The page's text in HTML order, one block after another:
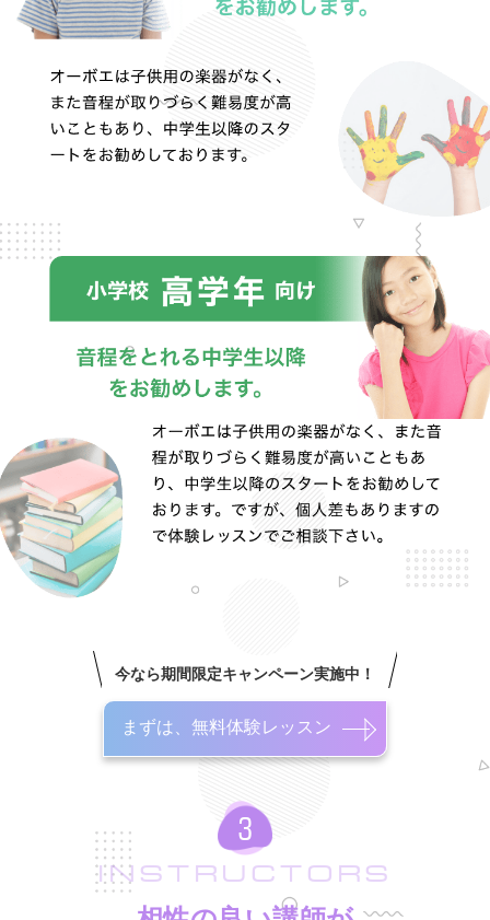
今なら期間限定キャンペーン実施中！
まずは、無料体験レッスン
INSTRUCTORS